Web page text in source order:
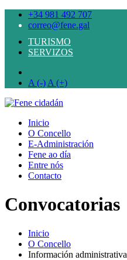
+34 981 492 707
correo@fene.gal
TURISMO
SERVIZOS
A (-) A (+)
Inicio
O Concello
E-Administración
Fene ao día
Entre nós
Contacto
Convocatorias
Inicio
O Concello
Información administrativa